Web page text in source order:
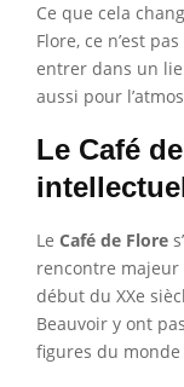
Ce que cela
Flore, ce n’est
entrer dans un
aussi pour
Le Café
Le Café de Flore
rencontre majeur
début du XXe
Beauvoir y ont
figures du